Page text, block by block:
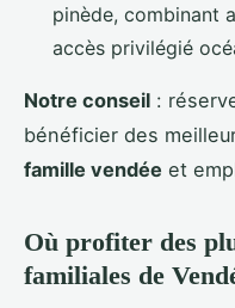
pinède, combinant
accès privilégié
Notre conseil :
bénéficier des
famille vendée et
Où profiter des
familiales de